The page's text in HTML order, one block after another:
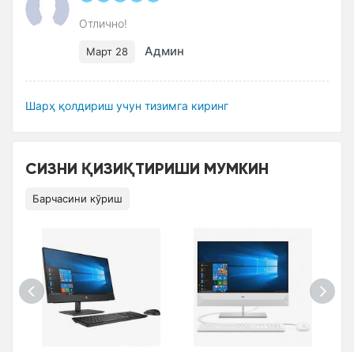
Отлично!
Март 28 Админ
Шарҳ қолдириш учун тизимга киринг
СИЗНИ ҚИЗИҚТИРИШИ МУМКИН
Барчасини кўриш